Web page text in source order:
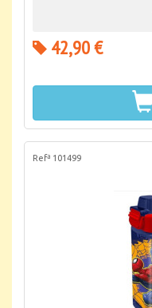
42,90 €
Refª 101499